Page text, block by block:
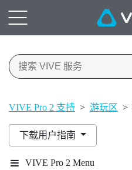
VIVE Pro 2 支持 > 游玩区 >
下载用户指南
VIVE Pro 2 Menu